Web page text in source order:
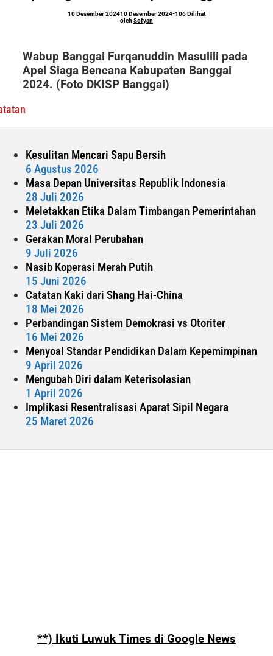
Banggai
10 Desember 202410 Desember 2024oleh
-106 Dilihat
oleh Sofyan
Wabup Banggai Furqanuddin Masulili pada
Apel Siaga Bencana Kabupaten Banggai
2024. (Foto DKISP Banggai)
Kesulitan Mencari Sapu Bersih
6 Agustus 2026
Masa Depan Universitas Republik Indonesia
28 Juli 2026
Meletakkan Etika Dalam Timbangan Pemerintahan
23 Juli 2026
Gerakan Moral Perubahan
9 Juli 2026
Nasib Koperasi Merah Putih
15 Juni 2026
Catatan Kaki dari Shang Hai-China
18 Mei 2026
Perbandingan Sistem Demokrasi vs Otoriter
16 Mei 2026
Menyoal Standar Pendidikan Dalam Kepemimpinan
9 April 2026
Mengubah Diri dalam Keterisolasian
1 April 2026
Implikasi Resentralisasi Aparat Sipil Negara
25 Maret 2026
**) Ikuti Luwuk Times di Google News